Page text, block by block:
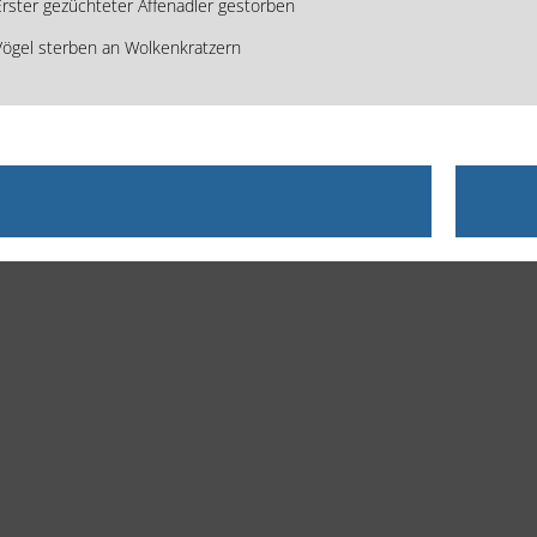
gezüchteter Affenadler gestorben
sterben an Wolkenkratzern